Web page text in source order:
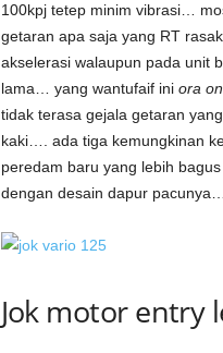
100kpj tetep minim vibrasi…
getaran apa saja yang RT
akselerasi walaupun pada unit
lama… yang wantufaif ini ora
tidak terasa gejala getaran
kaki…. ada tiga kemungkinan
peredam baru yang lebih
dengan desain dapur
Jok motor entry